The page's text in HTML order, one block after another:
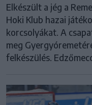
Elkészült a jég a
Hoki Klub hazai
korcsolyákat. A
meg
felkészülés.